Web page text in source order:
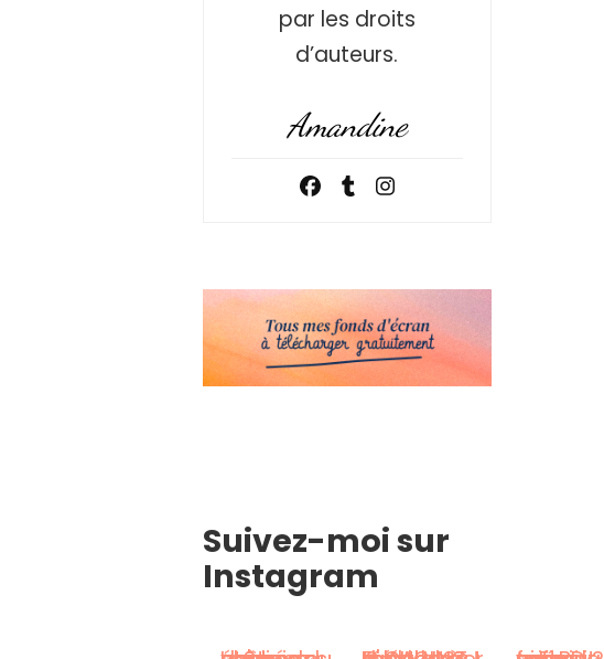
par les droits
d’auteurs.
Amandine
Suivez-moi sur
Instagram